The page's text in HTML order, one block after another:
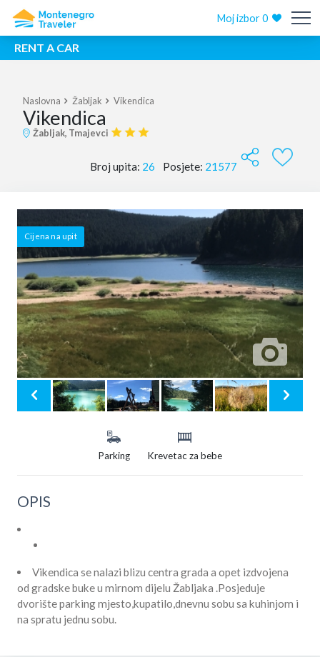
Moj izbor0
RENT A CAR
Naslovna Žabljak Vikendica
Vikendica
Žabljak, Tmajevci
Broj upita: 26 Posjete: 21577
Cijena na upit
Parking Krevetac za bebe
OPIS
Vikendica se nalazi blizu centra grada a opet izdvojena
od gradske buke u mirnom dijelu Žabljaka .Posjeduje
dvorište parking mjesto,kupatilo,dnevnu sobu sa kuhinjom i
na spratu jednu sobu.